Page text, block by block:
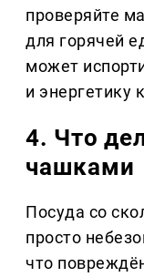
проверяйте
для горячей
может
и энергетику
4. Что
чашками
Посуда со
просто
что